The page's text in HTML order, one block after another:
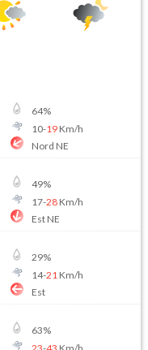
64%
10-19Km/h
Nord NE
49%
17-28Km/h
Est NE
29%
14-21 Km/h
Est
63%